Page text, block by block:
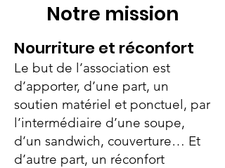
Notre mission
Nourriture et réconfort
Le but de l’association est
d’apporter, d’une part, un
soutien matériel et ponctuel, par
l’intermédiaire d’une soupe,
d’un sandwich, couverture… Et
d’autre part, un réconfort